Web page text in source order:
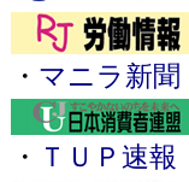
・ マニラ新聞
・ ＴＵＰ速報